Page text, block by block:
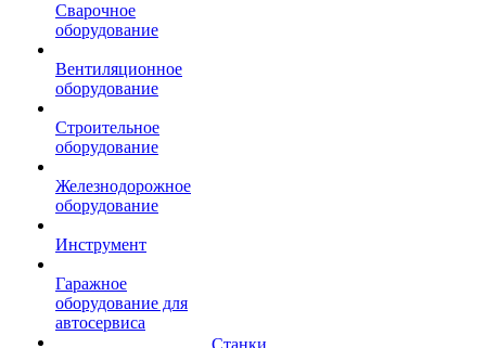
Сварочное
оборудование
Вентиляционное
оборудование
Строительное
оборудование
Железнодорожное
оборудование
Инструмент
Гаражное
оборудование для
автосервиса
Станки